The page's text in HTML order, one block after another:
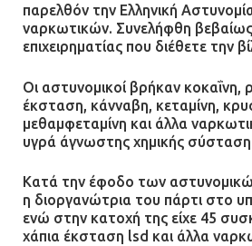
παρελθόν την Ελληνική
ναρκωτικών. Συνελήφθη βεβαίως
επιχειρηματίας που διέθετε την
Οι αστυνομικοί βρήκαν κοκαΐνη,
έκσταση, κάνναβη, κεταμίνη,
μεθαμφεταμίνη και άλλα
υγρά άγνωστης χημικής
Κατά την έφοδο των
η διοργανώτρια του πάρτι στο
ενώ στην κατοχή της είχε 45
χάπια έκσταση lsd και άλλα